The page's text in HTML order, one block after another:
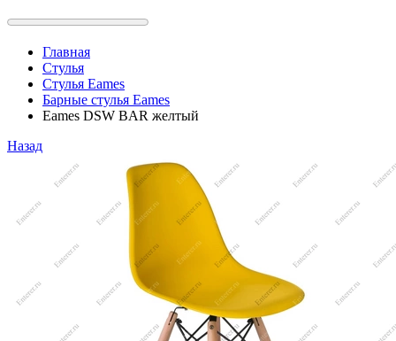
Главная
Стулья
Стулья Eames
Барные стулья Eames
Eames DSW BAR желтый
Назад